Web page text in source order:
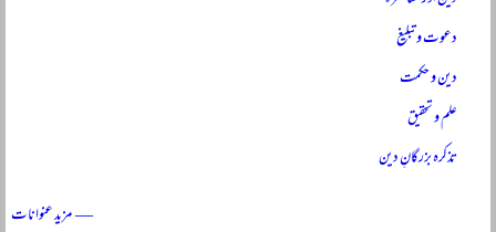
دعوت و تبلیغ
دین و حکمت
علم و تحقیق
تذکرہ بزرگانِ دین
— مزید عنوانات